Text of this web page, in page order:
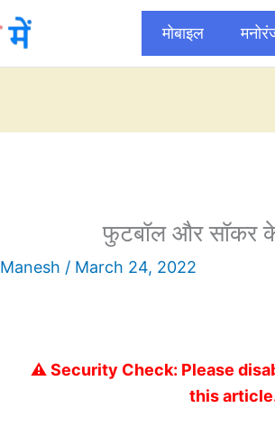
मोबाइल
फुटबॉल और सॉकर
Manesh / March 24, 2022
⚠️ Security Check: Please
this